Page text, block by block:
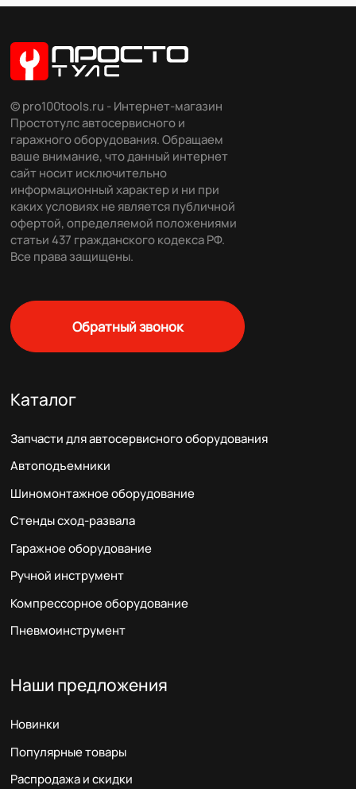
© pro100tools.ru - Интернет-магазин
Простотулс автосервисного и
гаражного оборудования. Обращаем
ваше внимание, что данный интернет
сайт носит исключительно
информационный характер и ни при
каких условиях не является публичной
офертой, определяемой положениями
статьи 437 гражданского кодекса РФ.
Все права защищены.
Обратный звонок
Каталог
Запчасти для автосервисного оборудования
Автоподъемники
Шиномонтажное оборудование
Стенды сход-развала
Гаражное оборудование
Ручной инструмент
Компрессорное оборудование
Пневмоинструмент
Наши предложения
Новинки
Популярные товары
Распродажа и скидки